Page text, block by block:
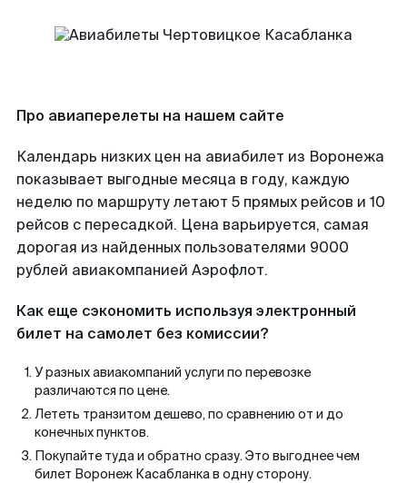
Про авиаперелеты на нашем сайте
Календарь низких цен на авиабилет из Воронежа
показывает выгодные месяца в году, каждую
неделю по маршруту летают 5 прямых рейсов и 10
рейсов с пересадкой. Цена варьируется, самая
дорогая из найденных пользователями 9000
рублей авиакомпанией Аэрофлот.
Как еще сэкономить используя электронный
билет на самолет без комиссии?
У разных авиакомпаний услуги по перевозке
различаются по цене.
Лететь транзитом дешево, по сравнению от и до
конечных пунктов.
Покупайте туда и обратно сразу. Это выгоднее чем
билет Воронеж Касабланка в одну сторону.